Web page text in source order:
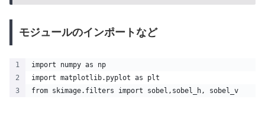
モジュールのインポートなど
import numpy as np
import matplotlib.pyplot as plt
from skimage.filters import sobel,sobel_h, sobel_v